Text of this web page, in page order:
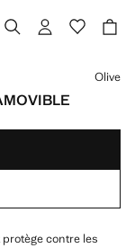
Olive
contre les